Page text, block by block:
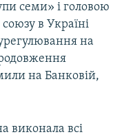
семи» і головою
в Україні
на
на Банковій,
виконала всі